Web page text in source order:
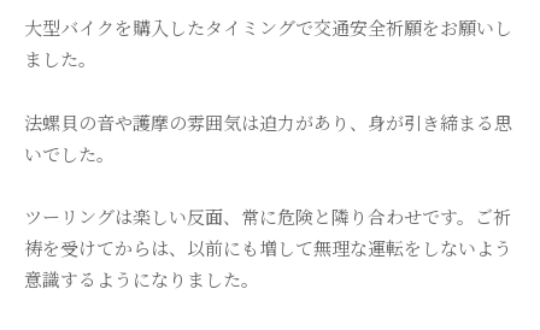
大型バイクを購入したタイミングで交通安全祈願をお願いし
ました。
法螺貝の音や護摩の雰囲気は迫力があり、身が引き締まる思
いでした。
ツーリングは楽しい反面、常に危険と隣り合わせです。ご祈
祷を受けてからは、以前にも増して無理な運転をしないよう
意識するようになりました。